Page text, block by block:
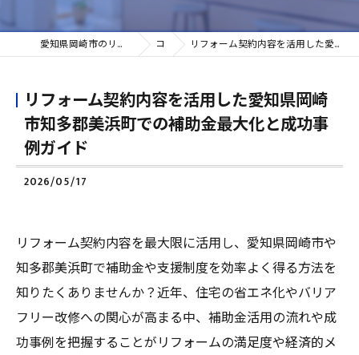
愛知県岡崎市のリフォームなら有限会社プッツ・フラウ コラム リフォーム契約内容を活用した愛知県岡崎市知多郡美浜町での補助金最大化と成功事例ガイド
リフォーム契約内容を活用した愛知県岡崎
市知多郡美浜町での補助金最大化と成功事
例ガイド
2026/05/17
リフォーム契約内容を最大限に活用し、愛知県岡崎市や
知多郡美浜町で補助金や支援制度を効率よく得る方法を
知りたくありませんか？近年、住宅の省エネ化やバリア
フリー改修への関心が高まる中、補助金活用の流れや成
功事例を把握することがリフォームの満足度や経済的メ